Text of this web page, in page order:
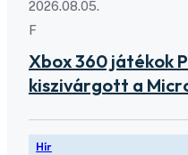
2026.08.05.
F
Xbox 360 játékok
kiszivárgott a
Hír